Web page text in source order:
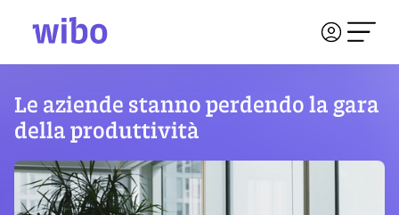
Le aziende stanno perdendo la gara
della produttività